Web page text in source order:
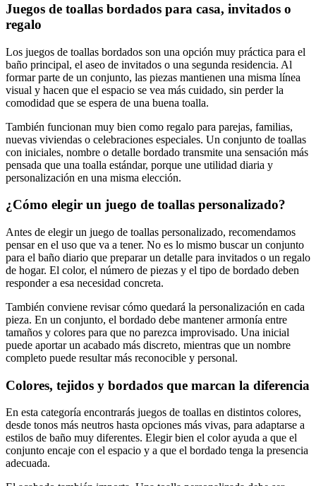
Juegos de toallas bordados para casa, invitados o
regalo
Los juegos de toallas bordados son una opción muy práctica para el
baño principal, el aseo de invitados o una segunda residencia. Al
formar parte de un conjunto, las piezas mantienen una misma línea
visual y hacen que el espacio se vea más cuidado, sin perder la
comodidad que se espera de una buena toalla.
También funcionan muy bien como regalo para parejas, familias,
nuevas viviendas o celebraciones especiales. Un conjunto de toallas
con iniciales, nombre o detalle bordado transmite una sensación más
pensada que una toalla estándar, porque une utilidad diaria y
personalización en una misma elección.
¿Cómo elegir un juego de toallas personalizado?
Antes de elegir un juego de toallas personalizado, recomendamos
pensar en el uso que va a tener. No es lo mismo buscar un conjunto
para el baño diario que preparar un detalle para invitados o un regalo
de hogar. El color, el número de piezas y el tipo de bordado deben
responder a esa necesidad concreta.
También conviene revisar cómo quedará la personalización en cada
pieza. En un conjunto, el bordado debe mantener armonía entre
tamaños y colores para que no parezca improvisado. Una inicial
puede aportar un acabado más discreto, mientras que un nombre
completo puede resultar más reconocible y personal.
Colores, tejidos y bordados que marcan la diferencia
En esta categoría encontrarás juegos de toallas en distintos colores,
desde tonos más neutros hasta opciones más vivas, para adaptarse a
estilos de baño muy diferentes. Elegir bien el color ayuda a que el
conjunto encaje con el espacio y a que el bordado tenga la presencia
adecuada.